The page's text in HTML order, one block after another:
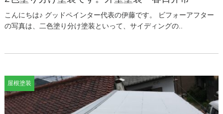
こんにちは♪ グッドペインター代表の伊藤です。 ビフォーアフター
の写真は、二色塗り分け塗装といって、サイディングの..
屋根塗装